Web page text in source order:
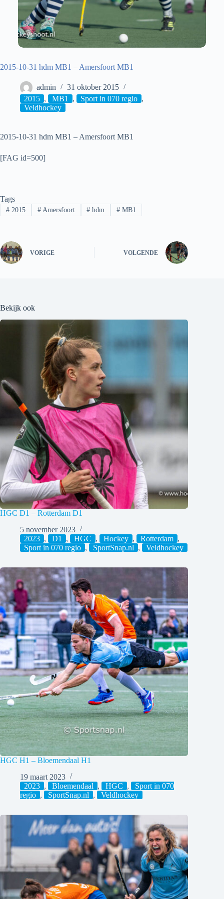
2015-10-31 hdm MB1 – Amersfoort MB1
admin
31 oktober 2015
2015 , MB1 , Sport in 070 regio ,
Veldhockey
2015-10-31 hdm MB1 – Amersfoort MB1
[FAG id=500]
Tags
#2015 #Amersfoort # hdm # MB1
VORIGE VOLGENDE
Bekijk ook
HGC D1 – Rotterdam D1
5 november 2023
2023 , D1 , HGC , Hockey , Rotterdam ,
Sport in 070 regio , SportSnap.nl , Veldhockey
HGC H1 – Bloemendaal H1
19 maart 2023
2023 , Bloemendaal , HGC ,
Sport in 070
regio , SportSnap.nl , Veldhockey